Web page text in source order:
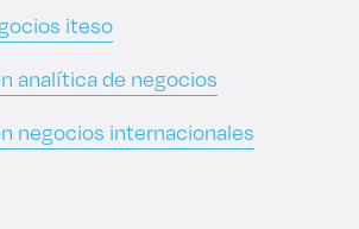
iteso
analítica de negocios
negocios internacionales